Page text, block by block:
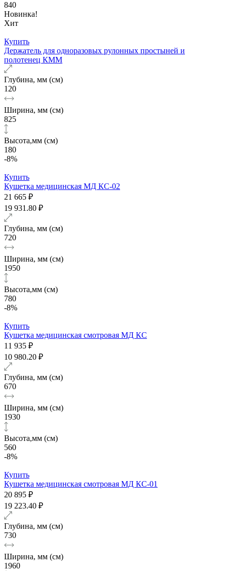
840
Новинка!
Хит
Купить
Держатель для одноразовых рулонных простыней и
полотенец КММ
Глубина, мм (см)
120
Ширина, мм (см)
825
Высота,мм (см)
180
-8%
Купить
Кушетка медицинская МД КС-02
21 665 ₽
19 931.80 ₽
Глубина, мм (см)
720
Ширина, мм (см)
1950
Высота,мм (см)
780
-8%
Купить
Кушетка медицинская смотровая МД КС
11 935 ₽
10 980.20 ₽
Глубина, мм (см)
670
Ширина, мм (см)
1930
Высота,мм (см)
560
-8%
Купить
Кушетка медицинская смотровая МД КС-01
20 895 ₽
19 223.40 ₽
Глубина, мм (см)
730
Ширина, мм (см)
1960